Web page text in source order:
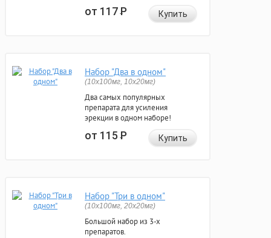
от 117Р Купить
Набор "Два в одном"
(10x100мг, 10x20мг)
Два самых популярных
препарата для усиления
эрекции в одном наборе!
от 115Р Купить
Набор "Три в одном"
(10x100мг, 20x20мг)
Большой набор из 3-х
препаратов.